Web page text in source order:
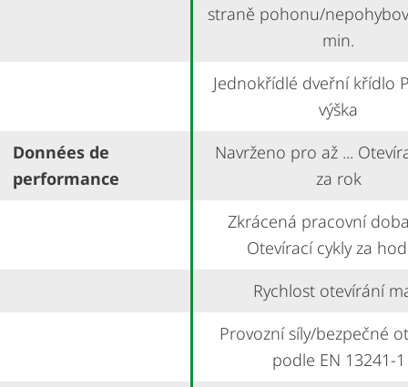
straně pohonu/
min.
Jednokřídlé dveřní křídlo
výška
Données de
performance
Navrženo pro až ...
za rok
Zkrácená pracovní
Otevírací cykly za
Rychlost otevírání
Provozní síly/bezpečné
podle EN 13241-1